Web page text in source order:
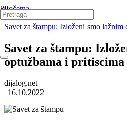
Početna
Civilno društvo
Savet za štampu: Izloženi smo lažnim
Savet za štampu:
optužbama i pritiscima
dijalog.net
| 16.10.2022